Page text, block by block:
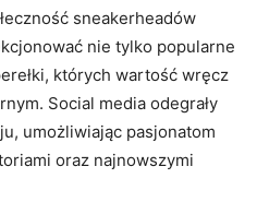
sneakerheadów
nie tylko popularne
których wartość wręcz
Social media odegrały
umożliwiając pasjonatom
oraz najnowszymi